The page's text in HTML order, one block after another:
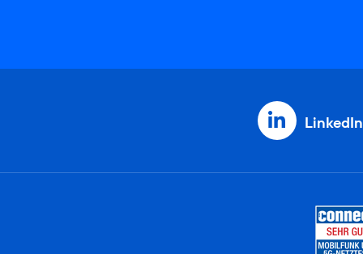
LinkedIn